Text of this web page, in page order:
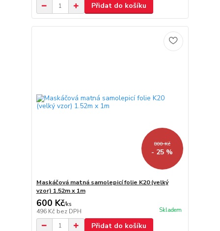
Přidat do košíku
800 Kč
- 25 %
Maskáčová matná samolepicí folie K20 (velký
vzor) 1.52m x 1m
600 Kč/ks
496 Kč bez DPH Skladem
Přidat do košíku